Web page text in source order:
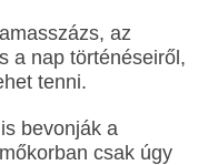
az
a nap történéseiről,
tenni.
bevonják a
csak úgy